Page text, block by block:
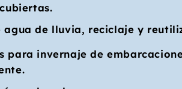
agua de lluvia, reciclaje y
para invernaje de